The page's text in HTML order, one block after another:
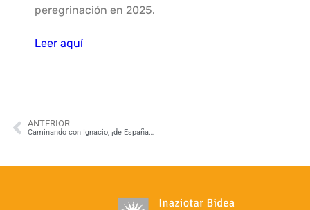
peregrinación en 2025.
Leer aquí
ANTERIOR
Caminando con Ignacio, ¡de España a Italia!